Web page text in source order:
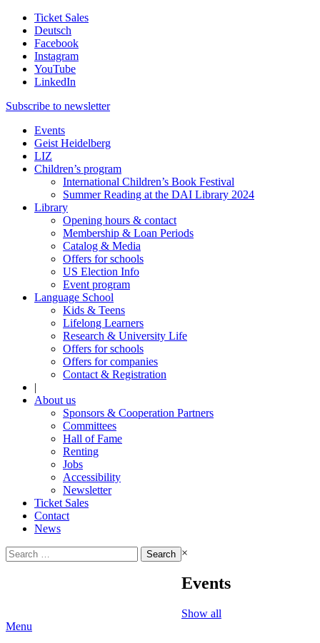
Ticket Sales
Deutsch
Facebook
Instagram
YouTube
LinkedIn
Subscribe to newsletter
Events
Geist Heidelberg
LIZ
Children’s program
International Children’s Book Festival
Summer Reading at the DAI Library 2024
Library
Opening hours & contact
Membership & Loan Periods
Catalog & Media
Offers for schools
US Election Info
Event program
Language School
Kids & Teens
Lifelong Learners
Research & University Life
Offers for schools
Offers for companies
Contact & Registration
|
About us
Sponsors & Cooperation Partners
Committees
Hall of Fame
Renting
Jobs
Accessibility
Newsletter
Ticket Sales
Contact
News
Search
for:
×
Events
Show all
Menu